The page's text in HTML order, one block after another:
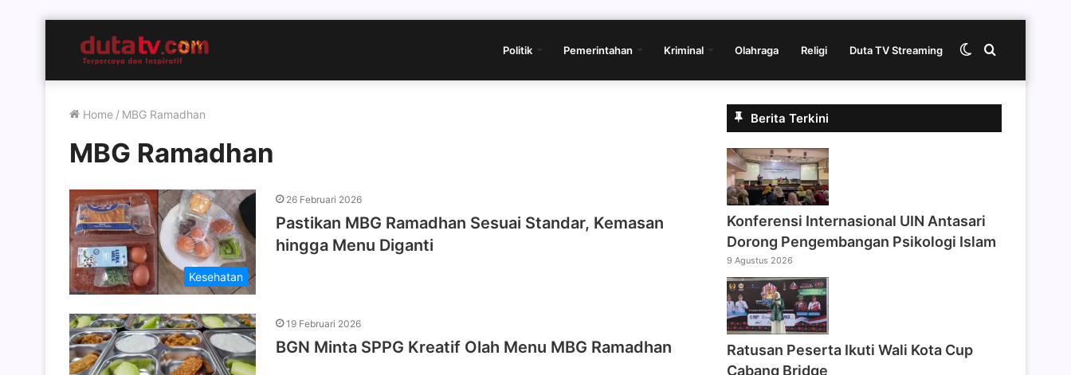
Politik Pemerintahan Kriminal Olahraga Religi Duta TV Streaming Cari
Switch
Home / MBG Ramadhan
MBG Ramadhan
Kesehatan
26 Februari 2026
Pastikan MBG Ramadhan Sesuai Standar, Kemasan
hingga Menu Diganti
19 Februari 2026
BGN Minta SPPG Kreatif Olah Menu MBG Ramadhan
Berita Terkini
Konferensi Internasional UIN Antasari
Dorong Pengembangan Psikologi Islam
9 Agustus 2026
Ratusan Peserta Ikuti Wali Kota Cup
Cabang Bridge